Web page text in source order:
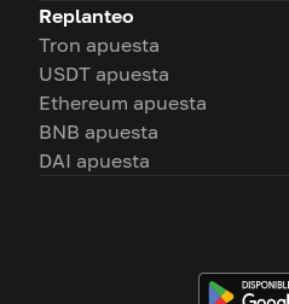
Replanteo
Tron apuesta
USDT apuesta
Ethereum apuesta
BNB apuesta
DAI apuesta